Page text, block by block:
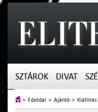
SZTÁROK DIVAT
Főoldal Ajánló Kiállítás